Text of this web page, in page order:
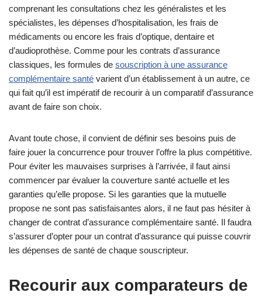
comprenant les consultations chez les généralistes et les
spécialistes, les dépenses d’hospitalisation, les frais de
médicaments ou encore les frais d’optique, dentaire et
d’audioprothèse. Comme pour les contrats d’assurance
classiques, les formules de souscription à une assurance
complémentaire santé varient d’un établissement à un autre, ce
qui fait qu’il est impératif de recourir à un comparatif d’assurance
avant de faire son choix.
Avant toute chose, il convient de définir ses besoins puis de
faire jouer la concurrence pour trouver l’offre la plus compétitive.
Pour éviter les mauvaises surprises à l’arrivée, il faut ainsi
commencer par évaluer la couverture santé actuelle et les
garanties qu’elle propose. Si les garanties que la mutuelle
propose ne sont pas satisfaisantes alors, il ne faut pas hésiter à
changer de contrat d’assurance complémentaire santé. Il faudra
s’assurer d’opter pour un contrat d’assurance qui puisse couvrir
les dépenses de santé de chaque souscripteur.
Recourir aux comparateurs de